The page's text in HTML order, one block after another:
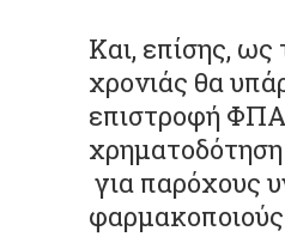
Και, επίσης, ως
χρονιάς θα
επιστροφή
για παρόχους